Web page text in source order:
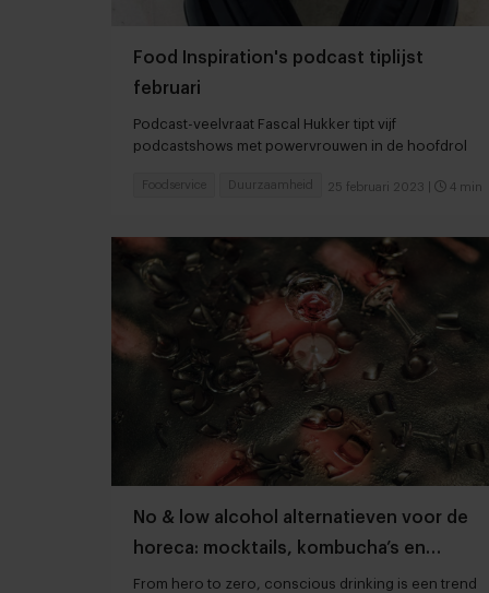
Food Inspiration's podcast tiplijst
februari
Podcast-veelvraat Fascal Hukker tipt vijf
podcastshows met powervrouwen in de hoofdrol
25 februari 2023 4 min
Foodservice Duurzaamheid
No & low alcohol alternatieven voor de
horeca: mocktails, kombucha’s en
sparkling teas
From hero to zero, conscious drinking is een trend